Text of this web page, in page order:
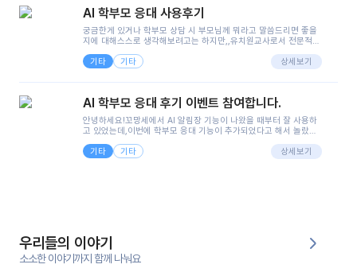
AI 학부모 응대 사용후기
궁금한게 있거나 학부모 상담 시 부모님께 뭐라고 말씀드리면 좋을
지에 대해스스로 생각해보려고는 하지만,,유치원교사로서 전문적인
려니 어려울때가...^^(저만 그런거 아니죠 ㅜㅜ)꼬망봇의 장점은 지
피티나 제미나이는 몇세이고 여자인지 남자인지 등그래도 좀 기본
정보를 제공하면서 물어봐야할 때가 있어그때마다 정보를 입력하는
으셔서 고민이 됐는데ai 학부모 응대를 써볼 수 있어서 좋았어요!앞
면..)그리고 제가 신입 때 이게 있었더라면 ㅜㅜㅜㅜ?응대 팁이 정말
좋은거 같아요지금은 그래도 아이들이 잘 이해 되지만초임 때는 정
말 어려워서 항상다른 선생님들께 도움을 요청했었거든요..ㅠ*일지
쓸 때도 좀 도움이 되는 거 같아요!
기타 기타 상세보기
AI 학부모 응대 후기 이벤트 참여합니다.
안녕하세요!꼬망세에서 AI 알림장 기능이 나왔을 때부터 잘 사용하
고 있었는데,이번에 학부모 응대 기능이 추가되었다고 해서 놀랐습
님 응대에 더 많은 부담을 느끼고 있습니다 ㅠㅠ이번에 제가 원에서
겪은 일과 학부모님께 전달드렸던 내용을 함께 보시고,저와 비슷한
을 많이 하는데,꼬망봇 덕분에 고민하는 시간을 줄이고 학부모님을
안심시킬 수 있었습니다.이 부분은 꼬망봇이 추가로 알려준 응대 tip
입니다.학부모님께 전화를 드리기 전에, 내용을 숙지하여 좀 더 전문
성 있는 교사가 되어 대화를 나눌 수 있었습니다.꼬망세 AI학부모 응
기타 기타 상세보기
우리들의 이야기
소소한 이야기까지 함께 나눠요